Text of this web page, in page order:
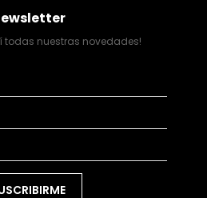
todas nuestras novedades!